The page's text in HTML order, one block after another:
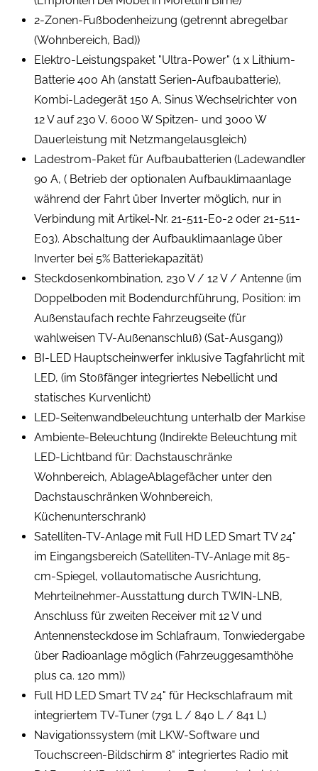
2-Zonen-Fußbodenheizung (getrennt abregelbar
(Wohnbereich, Bad))
Elektro-Leistungspaket "Ultra-Power" (1 x Lithium-
Batterie 400 Ah (anstatt Serien-Aufbaubatterie),
Kombi-Ladegerät 150 A, Sinus Wechselrichter von
12 V auf 230 V, 6000 W Spitzen- und 3000 W
Dauerleistung mit Netzmangelausgleich)
Ladestrom-Paket für Aufbaubatterien (Ladewandler
90 A, ( Betrieb der optionalen Aufbauklimaanlage
während der Fahrt über Inverter möglich, nur in
Verbindung mit Artikel-Nr. 21-511-E0-2 oder 21-511-
E03). Abschaltung der Aufbauklimaanlage über
Inverter bei 5% Batteriekapazität)
Steckdosenkombination, 230 V / 12 V / Antenne (im
Doppelboden mit Bodendurchführung, Position: im
Außenstaufach rechte Fahrzeugseite (für
wahlweisen TV-Außenanschluß) (Sat-Ausgang))
BI-LED Hauptscheinwerfer inklusive Tagfahrlicht mit
LED, (im Stoßfänger integriertes Nebellicht und
statisches Kurvenlicht)
LED-Seitenwandbeleuchtung unterhalb der Markise
Ambiente-Beleuchtung (Indirekte Beleuchtung mit
LED-Lichtband für: Dachstauschränke
Wohnbereich, AblageAblagefächer unter den
Dachstauschränken Wohnbereich,
Küchenunterschrank)
Satelliten-TV-Anlage mit Full HD LED Smart TV 24"
im Eingangsbereich (Satelliten-TV-Anlage mit 85-
cm-Spiegel, vollautomatische Ausrichtung,
Mehrteilnehmer-Ausstattung durch TWIN-LNB,
Anschluss für zweiten Receiver mit 12 V und
Antennensteckdose im Schlafraum, Tonwiedergabe
über Radioanlage möglich (Fahrzeuggesamthöhe
plus ca. 120 mm))
Full HD LED Smart TV 24" für Heckschlafraum mit
integriertem TV-Tuner (791 L / 840 L / 841 L)
Navigationssystem (mit LKW-Software und
Touchscreen-Bildschirm 8" integriertes Radio mit